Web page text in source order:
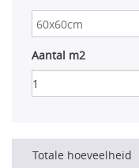
Aantal m2
Totale hoeveelheid